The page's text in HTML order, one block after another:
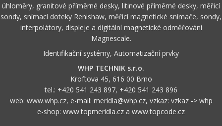
úhloměry, granitové příměrné desky, litinové příměrné desky, měřicí
sondy, snímací doteky Renishaw, měřicí magnetické snímače, sondy,
interpolátory, displeje a digitální magnetické odměřování
Magnescale.
Identifikační systémy, Automatizační prvky
WHP TECHNIK s.r.o.
Kroftova 45, 616 00 Brno
tel.: +420 541 243 897, +420 541 243 896
web: www.whp.cz, e-mail: meridla@whp.cz, vzkaz: vzkaz -> whp
e-shop: www.topmeridla.cz a www.topcode.cz